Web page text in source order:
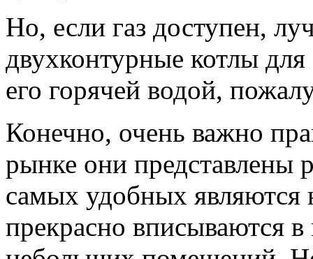
Но, если газ доступен,
двухконтурные котлы
его горячей водой,
Конечно, очень важно
рынке они
самых удобных являются
прекрасно вписываются